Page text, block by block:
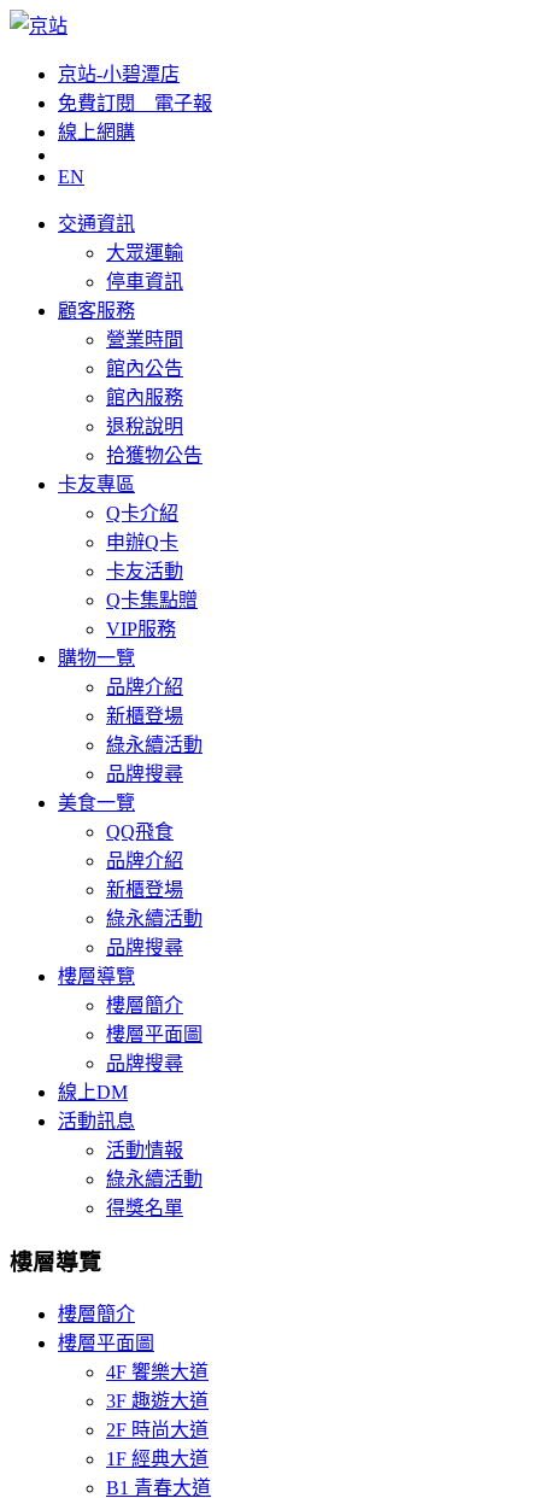
京站-小碧潭店
免費訂閱__電子報
線上網購
EN
交通資訊
大眾運輸
停車資訊
顧客服務
營業時間
館內公告
館內服務
退稅說明
拾獲物公告
卡友專區
Q卡介紹
申辦Q卡
卡友活動
Q卡集點贈
VIP服務
購物一覽
品牌介紹
新櫃登場
綠永續活動
品牌搜尋
美食一覽
QQ飛食
品牌介紹
新櫃登場
綠永續活動
品牌搜尋
樓層導覽
樓層簡介
樓層平面圖
品牌搜尋
線上DM
活動訊息
活動情報
綠永續活動
得獎名單
樓層導覽
樓層簡介
樓層平面圖
4F 饗樂大道
3F 趣遊大道
2F 時尚大道
1F 經典大道
B1 青春大道